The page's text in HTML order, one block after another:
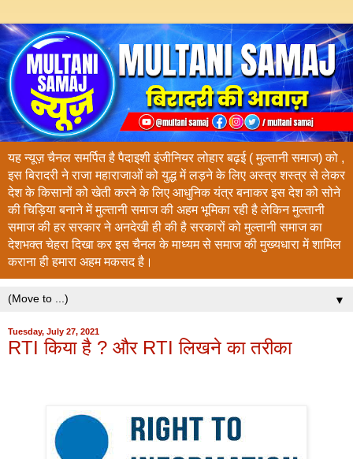
यह न्यूज़ चैनल समर्पित है पैदाइशी इंजीनियर लोहार बढ़ई ( मुल्तानी समाज) को ,
इस बिरादरी ने राजा महाराजाओं को युद्ध में लड़ने के लिए अस्त्र शस्त्र से लेकर
देश के किसानों को खेती करने के लिए आधुनिक यंत्र बनाकर इस देश को सोने
की चिड़िया बनाने में मुल्तानी समाज की अहम भूमिका रही है लेकिन मुल्तानी
समाज की हर सरकार ने अनदेखी ही की है सरकारों को मुल्तानी समाज का
देशभक्त चेहरा दिखा कर इस चैनल के माध्यम से समाज की मुख्यधारा में शामिल
कराना ही हमारा अहम मकसद है।
▼
Tuesday, July 27, 2021
RTI किया है ? और RTI लिखने का तरीका